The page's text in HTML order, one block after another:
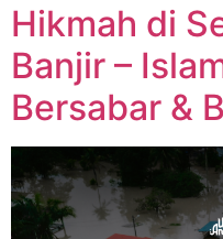
Hikmah di
Banjir –
Bersabar &